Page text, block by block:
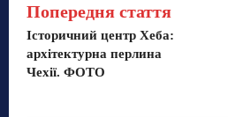
Попередня стаття
Історичний центр Хеба:
архітектурна перлина
Чехії. ФОТО